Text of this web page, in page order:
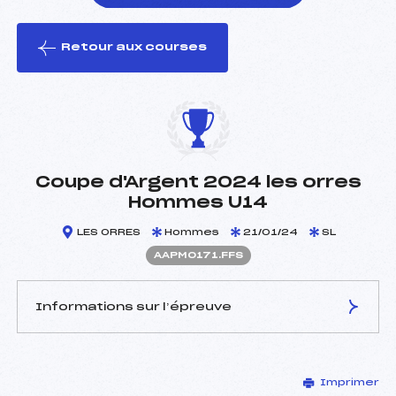
le ski
Retour aux courses
Coupe d'Argent 2024 les orres
Hommes U14
LES ORRES Hommes 21/01/24 SL
AAPM0171.FFS
Informations sur l’épreuve
MERIC JEAN-BRICE (AP)
Imprimer